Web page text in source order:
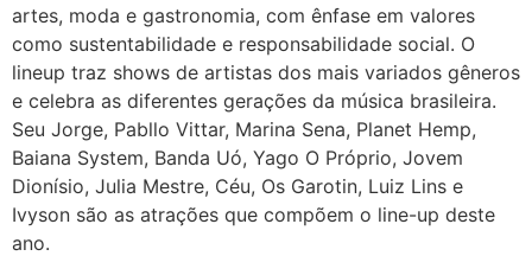
artes, moda e gastronomia, com ênfase em valores
como sustentabilidade e responsabilidade social. O
lineup traz shows de artistas dos mais variados gêneros
e celebra as diferentes gerações da música brasileira.
Seu Jorge, Pabllo Vittar, Marina Sena, Planet Hemp,
Baiana System, Banda Uó, Yago O Próprio, Jovem
Dionísio, Julia Mestre, Céu, Os Garotin, Luiz Lins e
Ivyson são as atrações que compõem o line-up deste
ano.